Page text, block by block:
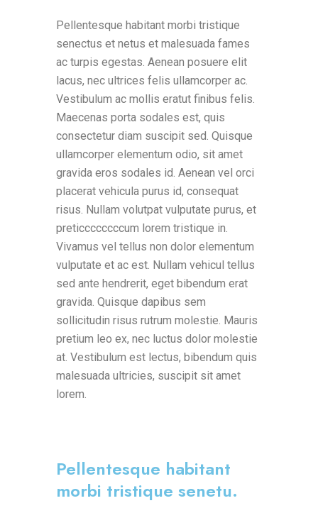
Pellentesque habitant morbi tristique
senectus et netus et malesuada fames
ac turpis egestas. Aenean posuere elit
lacus, nec ultrices felis ullamcorper ac.
Vestibulum ac mollis eratut finibus felis.
Maecenas porta sodales est, quis
consectetur diam suscipit sed. Quisque
ullamcorper elementum odio, sit amet
gravida eros sodales id. Aenean vel orci
placerat vehicula purus id, consequat
risus. Nullam volutpat vulputate purus, et
preticcccccccum lorem tristique in.
Vivamus vel tellus non dolor elementum
vulputate et ac est. Nullam vehicul tellus
sed ante hendrerit, eget bibendum erat
gravida. Quisque dapibus sem
sollicitudin risus rutrum molestie. Mauris
pretium leo ex, nec luctus dolor molestie
at. Vestibulum est lectus, bibendum quis
malesuada ultricies, suscipit sit amet
lorem.
Pellentesque habitant
morbi tristique senetu.